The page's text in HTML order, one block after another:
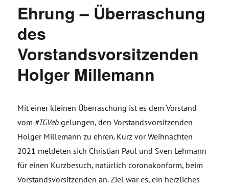
Ehrung – Überraschung
des
Vorstandsvorsitzenden
Holger Millemann
Mit einer kleinen Überraschung ist es dem Vorstand
vom #TGVeb gelungen, den Vorstandsvorsitzenden
Holger Millemann zu ehren. Kurz vor Weihnachten
2021 meldeten sich Christian Paul und Sven Lehmann
für einen Kurzbesuch, natürlich coronakonform, beim
Vorstandsvorsitzenden an. Ziel war es, ein herzliches